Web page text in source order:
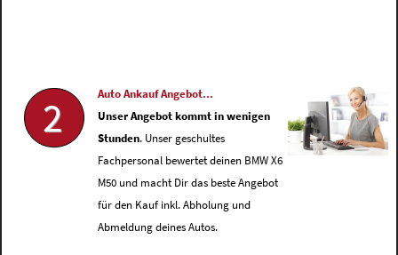
2
Auto Ankauf Angebot...
Unser Angebot kommt in wenigen
Stunden. Unser geschultes
Fachpersonal bewertet deinen BMW X6
M50 und macht Dir das beste Angebot
für den Kauf inkl. Abholung und
Abmeldung deines Autos.